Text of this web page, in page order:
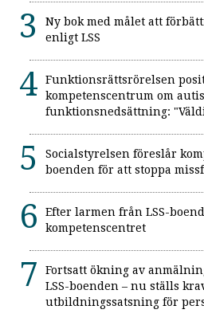
Ny bok med målet att
enligt LSS
Funktionsrättsrörelsen
kompetenscentrum om
funktionsnedsättning:
Socialstyrelsen föreslår
boenden för att stoppa
Efter larmen från LSS-
kompetenscentret
Fortsatt ökning av
LSS-boenden – nu ställs
utbildningssatsning för